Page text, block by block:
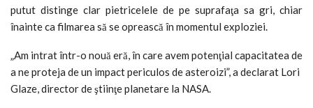
putut distinge clar pietricelele de pe suprafaţa sa gri, chiar
înainte ca filmarea să se oprească în momentul exploziei.
„Am intrat într-o nouă eră, în care avem potenţial capacitatea de
a ne proteja de un impact periculos de asteroizi”, a declarat Lori
Glaze, director de ştiinţe planetare la NASA.